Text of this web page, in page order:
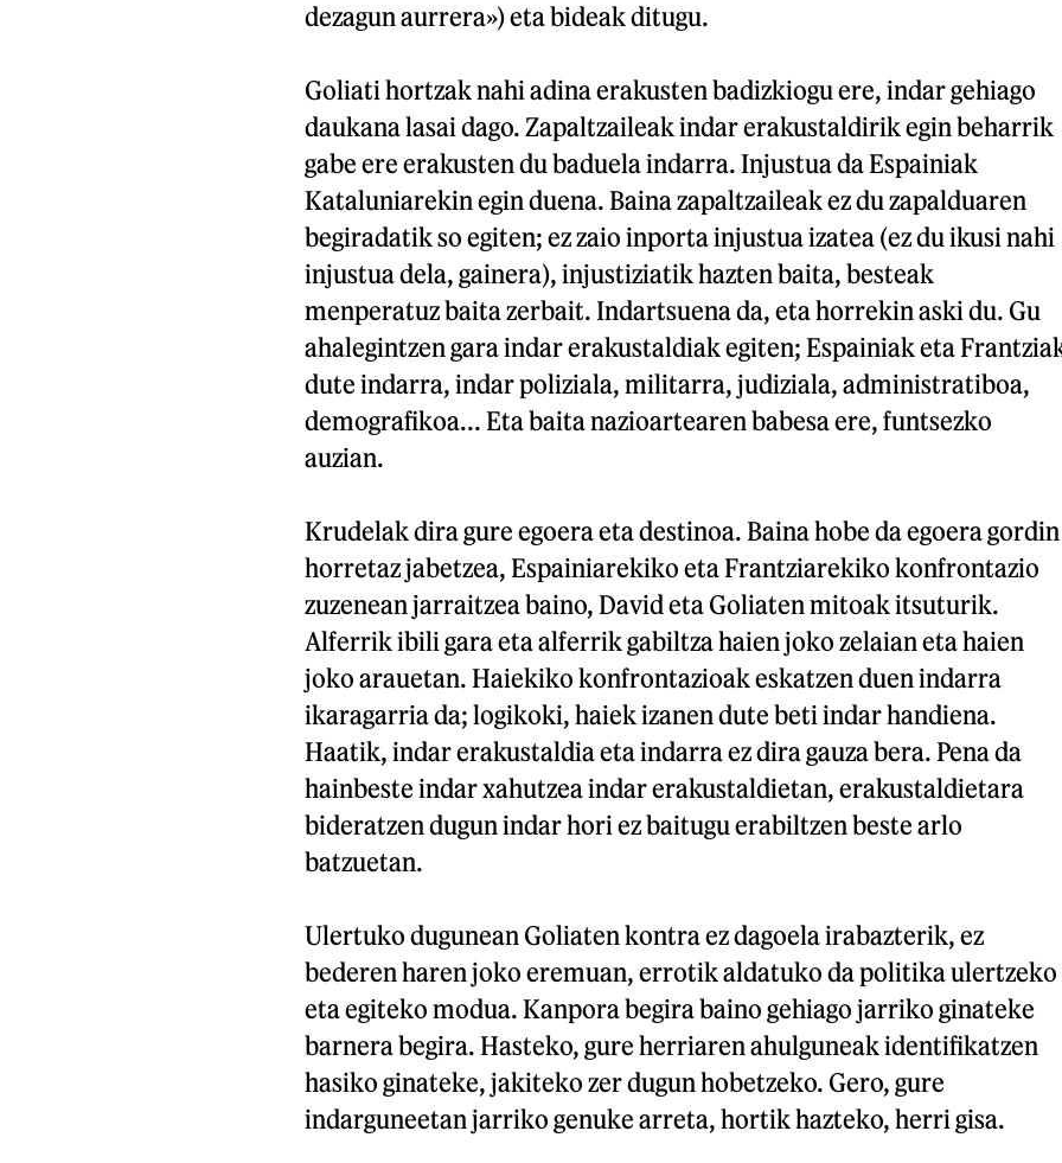
dezagun aurrera») eta bideak ditugu.
Goliati hortzak nahi adina erakusten badizkiogu ere, indar gehiago
daukana lasai dago. Zapaltzaileak indar erakustaldirik egin beharrik
gabe ere erakusten du baduela indarra. Injustua da Espainiak
Kataluniarekin egin duena. Baina zapaltzaileak ez du zapalduaren
begiradatik so egiten; ez zaio inporta injustua izatea (ez du ikusi nahi
injustua dela, gainera), injustiziatik hazten baita, besteak
menperatuz baita zerbait. Indartsuena da, eta horrekin aski du. Gu
ahalegintzen gara indar erakustaldiak egiten; Espainiak eta
dute indarra, indar poliziala, militarra, judiziala, administratiboa,
demografikoa... Eta baita nazioartearen babesa ere, funtsezko
auzian.
Krudelak dira gure egoera eta destinoa. Baina hobe da egoera gordin
horretaz jabetzea, Espainiarekiko eta Frantziarekiko konfrontazio
zuzenean jarraitzea baino, David eta Goliaten mitoak itsuturik.
Alferrik ibili gara eta alferrik gabiltza haien joko zelaian eta haien
joko arauetan. Haiekiko konfrontazioak eskatzen duen indarra
ikaragarria da; logikoki, haiek izanen dute beti indar handiena.
Haatik, indar erakustaldia eta indarra ez dira gauza bera. Pena da
hainbeste indar xahutzea indar erakustaldietan, erakustaldietara
bideratzen dugun indar hori ez baitugu erabiltzen beste arlo
batzuetan.
Ulertuko dugunean Goliaten kontra ez dagoela irabazterik, ez
bederen haren joko eremuan, errotik aldatuko da politika ulertzeko
eta egiteko modua. Kanpora begira baino gehiago jarriko ginateke
barnera begira. Hasteko, gure herriaren ahulguneak identifikatzen
hasiko ginateke, jakiteko zer dugun hobetzeko. Gero, gure
indarguneetan jarriko genuke arreta, hortik hazteko, herri gisa.